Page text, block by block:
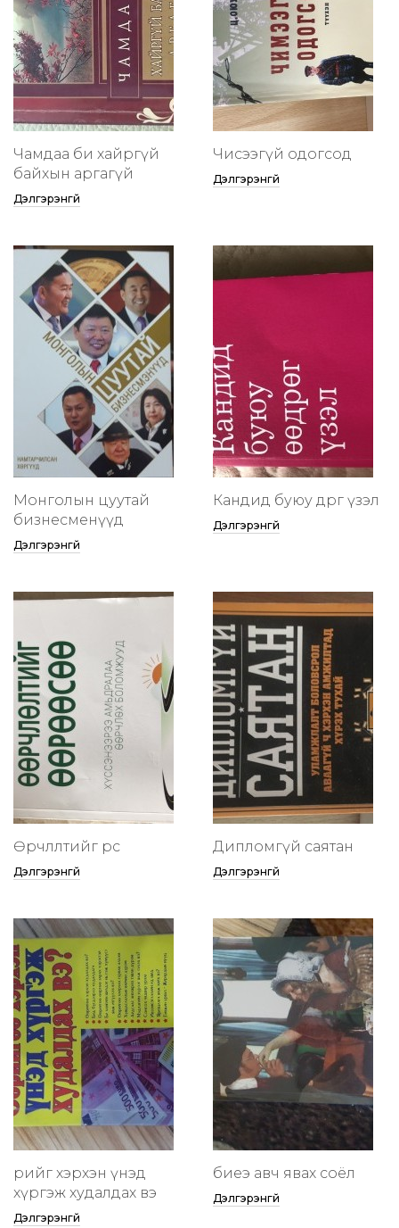
Чамдаа би хайргүй
байхын аргагүй
Дэлгэрэнгүй
Чисээгүй одогсод
Дэлгэрэнгүй
Монголын цуутай
бизнесменүүд
Дэлгэрэнгүй
Кандид буюу өөдрөг үзэл
Дэлгэрэнгүй
Өөрчлөлтийг өөрөөсөө
Дэлгэрэнгүй
Дипломгүй саятан
Дэлгэрэнгүй
өөрийгөө хэрхэн үнэд
хүргэж худалдах вэ
Дэлгэрэнгүй
биеэ авч явах соёл
Дэлгэрэнгүй